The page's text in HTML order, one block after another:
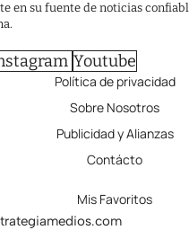
en su fuente de noticias
Youtube
Política de privacidad
Sobre Nosotros
Publicidad y Alianzas
Contácto
Mis Favoritos